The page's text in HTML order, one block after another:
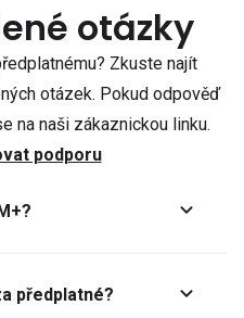
otázky
Zkuste najít
otázek. Pokud odpověď
na naši zákaznickou linku.
podporu
předplatné?